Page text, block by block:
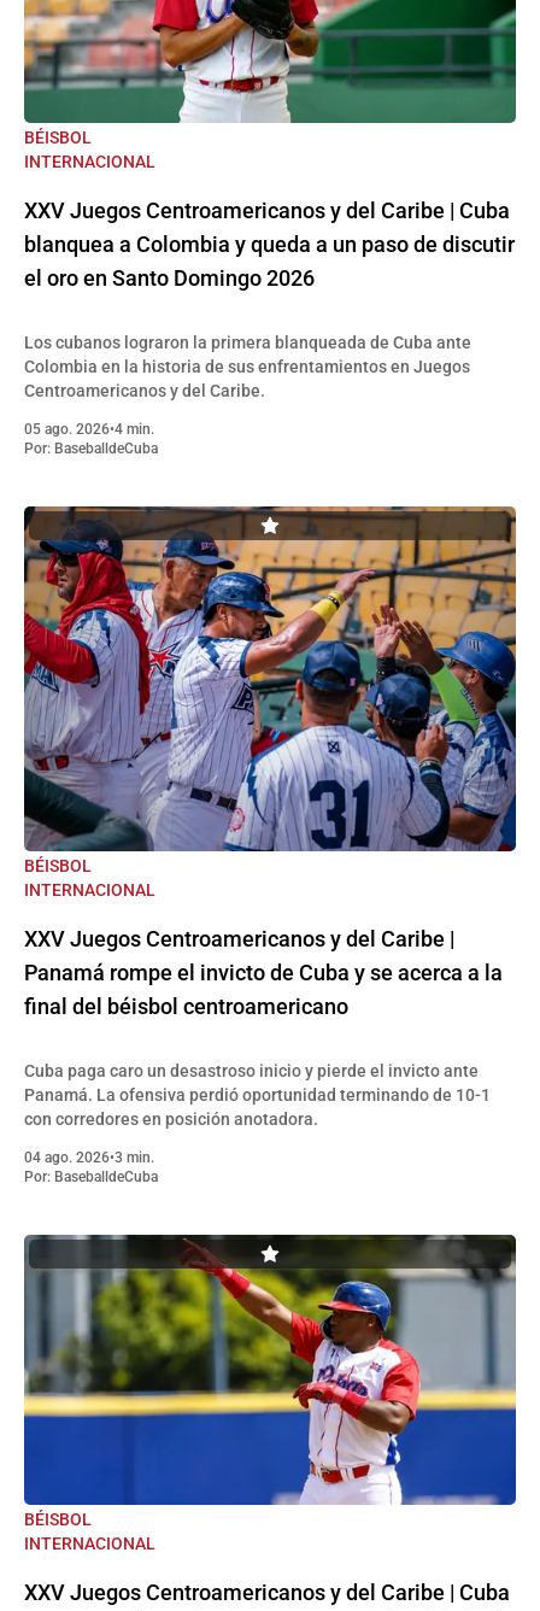
BÉISBOL
INTERNACIONAL
XXV Juegos Centroamericanos y del Caribe | Cuba
blanquea a Colombia y queda a un paso de discutir
el oro en Santo Domingo 2026
Los cubanos lograron la primera blanqueada de Cuba ante
Colombia en la historia de sus enfrentamientos en Juegos
Centroamericanos y del Caribe.
05 ago. 2026•4 min.
Por: BaseballdeCuba
BÉISBOL
INTERNACIONAL
XXV Juegos Centroamericanos y del Caribe |
Panamá rompe el invicto de Cuba y se acerca a la
final del béisbol centroamericano
Cuba paga caro un desastroso inicio y pierde el invicto ante
Panamá. La ofensiva perdió oportunidad terminando de 10-1
con corredores en posición anotadora.
04 ago. 2026•3 min.
Por: BaseballdeCuba
BÉISBOL
INTERNACIONAL
XXV Juegos Centroamericanos y del Caribe | Cuba